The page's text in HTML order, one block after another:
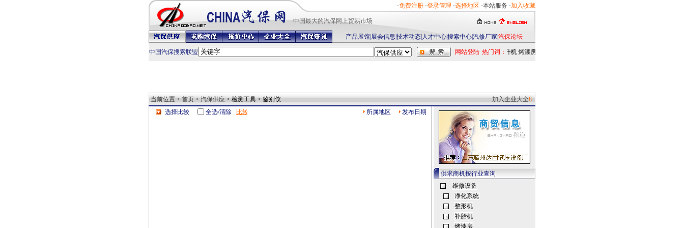
中国最
·免费注册 ·登录管理 ·选择地区 ·本站服务 ·加入收藏
大的汽保网上贸易市场
产品展馆| 展会信息 技术动态| 人才中心|搜索中心|汽修厂家 汽保论坛
中国汽保搜索联盟 网站登陆 热门词：举升机 烤漆房
当前位置 > 首页 > 汽保供应 > 检测工具 > 鉴别仪 加入企业大全8
选择比较
全选/清除 所属地区 发布日期
供求商机按行业查询